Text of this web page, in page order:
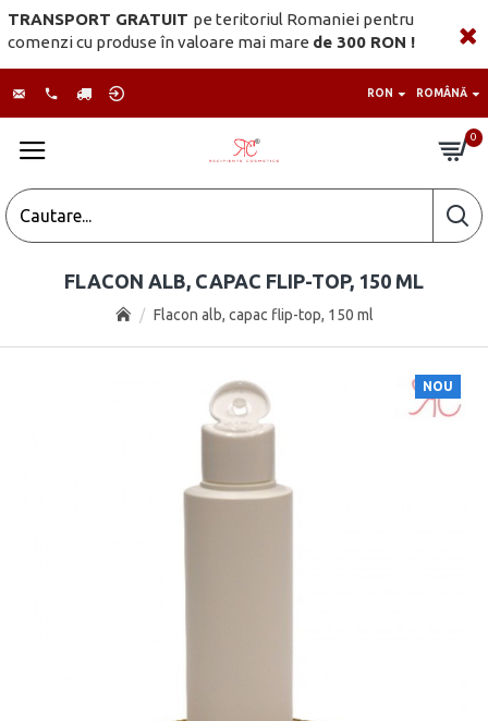
TRANSPORT GRATUIT pe teritoriul Romaniei pentru
comenzi cu produse în valoare mai mare de 300 RON !
RON ROMÂNĂ
0
Flacon alb, capac flip-top, 150 ml
FLACON ALB, CAPAC FLIP-TOP, 150 ML
NOU